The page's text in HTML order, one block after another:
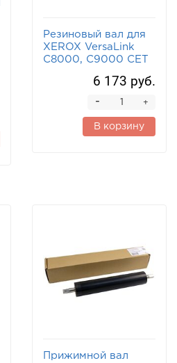
Резиновый вал для
XEROX VersaLink
C8000, C9000 CET
6 173 руб.
+
-
В корзину
Прижимной вал